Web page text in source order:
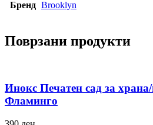
Бренд Brooklyn
Поврзани продукти
Инокс Печатен сад за
Фламинго